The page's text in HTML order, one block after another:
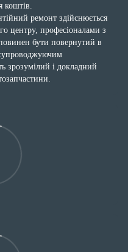
ремонт здійснюється
центру, професіоналами з
бути повернутий в
зрозумілий і докладний